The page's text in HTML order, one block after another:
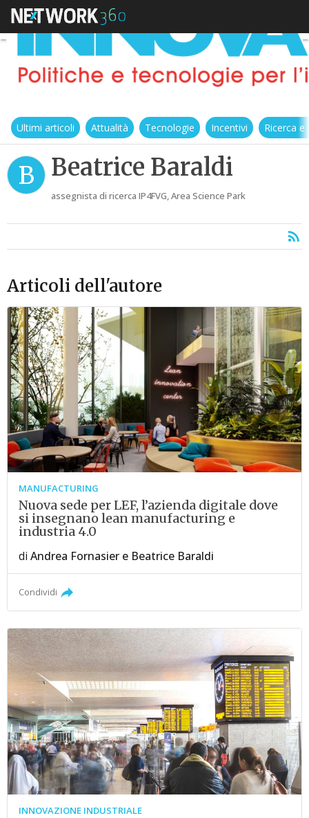
Ultimi articoli Attualità Tecnologie Incentivi Ricerca
B Beatrice Baraldi
assegnista di ricerca IP4FVG, Area Science Park
Articoli dell'autore
MANUFACTURING
Nuova sede per LEF, l’azienda digitale dove
si insegnano lean manufacturing e
industria 4.0
diAndrea Fornasier e Beatrice Baraldi
Condividi
INNOVAZIONE INDUSTRIALE